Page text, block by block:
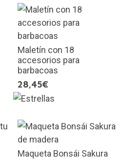
Maletín con 18
accesorios para
barbacoas
28,45€
Maqueta Bonsái Sakura